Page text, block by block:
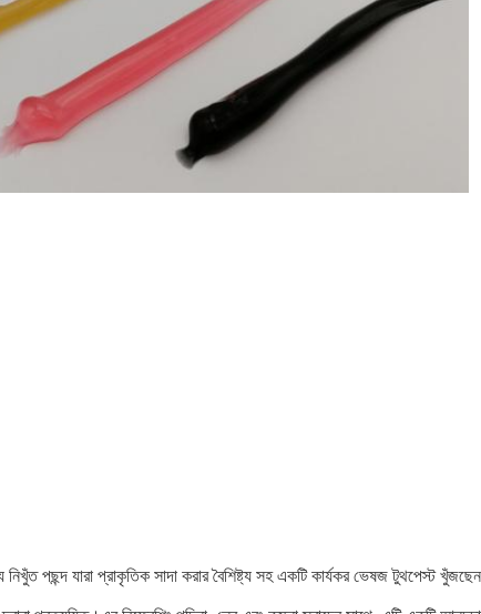
পছন্দ যারা প্রাকৃতিক সাদা করার বৈশিষ্ট্য সহ একটি কার্যকর ভেষজ টুথপেস্ট